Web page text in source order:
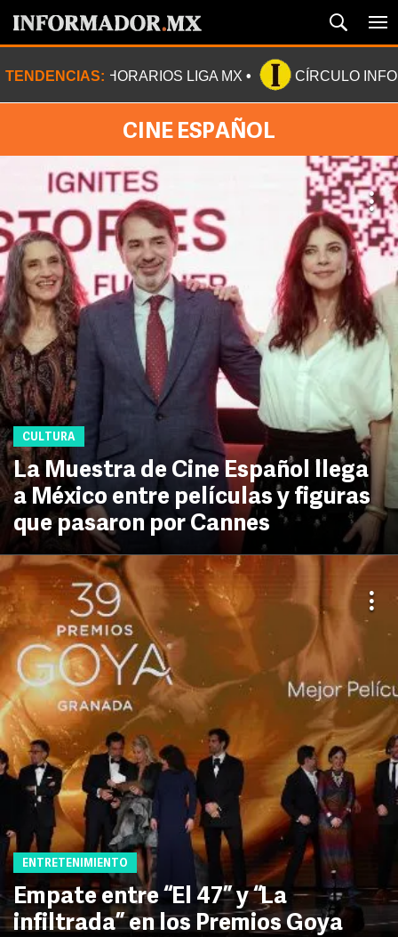
TENDENCIAS: HORARIOS LIGA MX CÍRCULO
CINE ESPAÑOL
CULTURA
La Muestra de Cine Español llega
a México entre películas y figuras
que pasaron por Cannes
ENTRETENIMIENTO
Empate entre “El 47” y “La
infiltrada” en los Premios Goya